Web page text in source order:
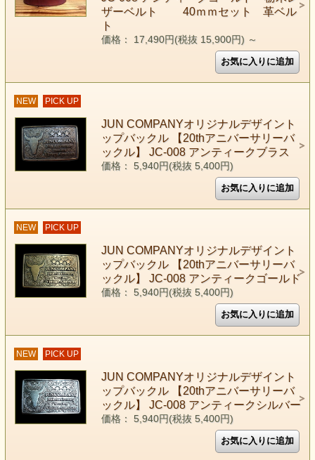
ザーベルト 40ｍｍセット 革ベル
ト
価格： 17,490円(税抜 15,900円) ～
NEW PICK UP
JUN COMPANYオリジナルデザイント
ップバックル 【20thアニバーサリーバ
ックル】 JC-008 アンティークブラス
価格： 5,940円(税抜 5,400円)
NEW PICK UP
JUN COMPANYオリジナルデザイント
ップバックル 【20thアニバーサリーバ
ックル】 JC-008 アンティークゴールド
価格： 5,940円(税抜 5,400円)
NEW PICK UP
JUN COMPANYオリジナルデザイント
ップバックル 【20thアニバーサリーバ
ックル】 JC-008 アンティークシルバー
価格： 5,940円(税抜 5,400円)